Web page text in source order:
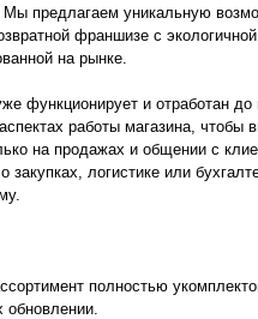
предлагаем уникальную
франшизе с
на рынке.
функционирует и отработан
работы магазина, чтобы
на продажах и общении с
закупках, логистике или
полностью
обновлении.